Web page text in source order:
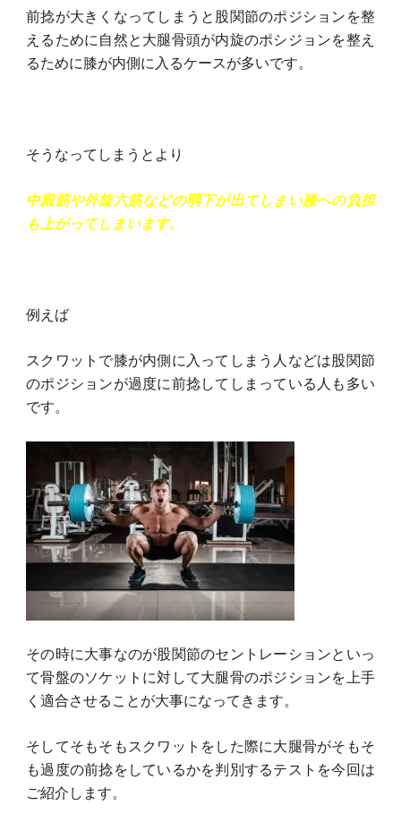
前捻が大きくなってしまうと股関節のポジションを整
えるために自然と大腿骨頭が内旋のポシジョンを整え
るために膝が内側に入るケースが多いです。
そうなってしまうとより
中殿筋や外旋六筋などの弱下が出てしまい膝への負担
も上がってしまいます。
例えば
スクワットで膝が内側に入ってしまう人などは股関節
のポジションが過度に前捻してしまっている人も多い
です。
その時に大事なのが股関節のセントレーションといっ
て骨盤のソケットに対して大腿骨のポジションを上手
く適合させることが大事になってきます。
そしてそもそもスクワットをした際に大腿骨がそもそ
も過度の前捻をしているかを判別するテストを今回は
ご紹介します。